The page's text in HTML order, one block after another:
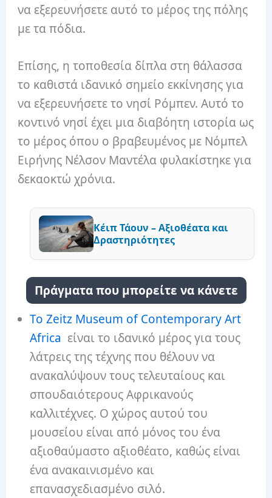
να εξερευνήσετε αυτό το μέρος της πόλης
με τα πόδια.
Επίσης, η τοποθεσία δίπλα στη θάλασσα
το καθιστά ιδανικό σημείο εκκίνησης για
να εξερευνήσετε το νησί Ρόμπεν. Αυτό το
κοντινό νησί έχει μια διαβόητη ιστορία ως
το μέρος όπου ο βραβευμένος με Νόμπελ
Ειρήνης Νέλσον Μαντέλα φυλακίστηκε για
δεκαοκτώ χρόνια.
Κέιπ Τάουν – Αξιοθέατα και
Δραστηριότητες
Πράγματα που μπορείτε να κάνετε
Το Zeitz Museum of Contemporary Art
Africa είναι το ιδανικό μέρος για τους
λάτρεις της τέχνης που θέλουν να
ανακαλύψουν τους τελευταίους και
σπουδαιότερους Αφρικανούς
καλλιτέχνες. Ο χώρος αυτού του
μουσείου είναι από μόνος του ένα
αξιοθαύμαστο αξιοθέατο, καθώς είναι
ένα ανακαινισμένο και
επανασχεδιασμένο σιλό.